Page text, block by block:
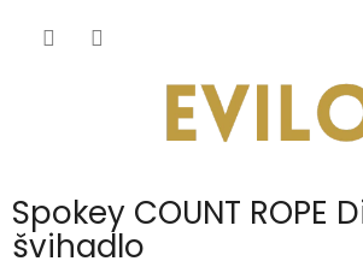
Spokey COUNT ROPE
švihadlo